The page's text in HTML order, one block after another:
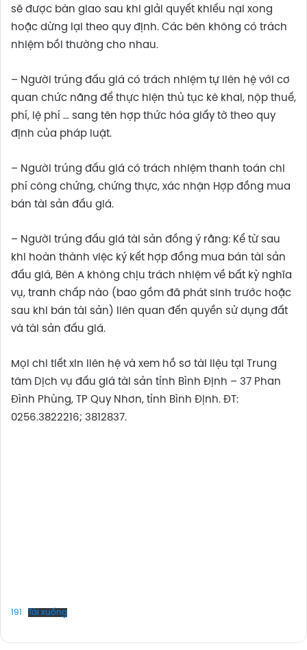
sẽ được bàn giao sau khi giải quyết khiếu nại xong
hoặc dừng lại theo quy định. Các bên không có trách
nhiệm bồi thường cho nhau.
– Người trúng đấu giá có trách nhiệm tự liên hệ với cơ
quan chức năng để thực hiện thủ tục kê khai, nộp thuế,
phí, lệ phí … sang tên hợp thức hóa giấy tờ theo quy
định của pháp luật.
– Người trúng đấu giá có trách nhiệm thanh toán chi
phí công chứng, chứng thực, xác nhận Hợp đồng mua
bán tài sản đấu giá.
– Người trúng đấu giá tài sản đồng ý rằng: Kể từ sau
khi hoàn thành việc ký kết hợp đồng mua bán tài sản
đấu giá, Bên A không chịu trách nhiệm về bất kỳ nghĩa
vụ, tranh chấp nào (bao gồm đã phát sinh trước hoặc
sau khi bán tài sản) liên quan đến quyền sử dụng đất
và tài sản đấu giá.
Mọi chi tiết xin liên hệ và xem hồ sơ tài liệu tại Trung
tâm Dịch vụ đấu giá tài sản tỉnh Bình Định – 37 Phan
Đình Phùng, TP Quy Nhơn, tỉnh Bình Định. ĐT:
0256.3822216; 3812837.
191 Tải xuống